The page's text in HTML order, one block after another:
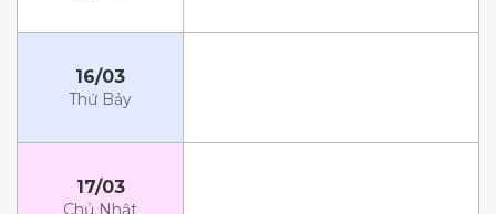
16/03
Thứ Bảy
17/03
Chủ Nhật